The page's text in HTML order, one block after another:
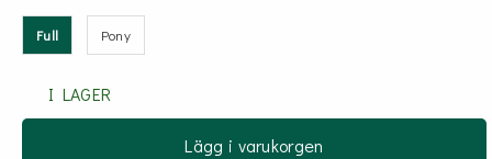
Full Pony
I LAGER
Lägg i varukorgen